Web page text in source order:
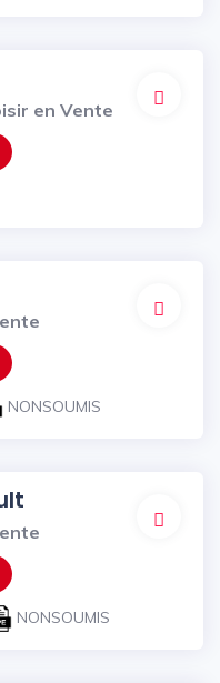
en Vente
NONSOUMIS
NONSOUMIS